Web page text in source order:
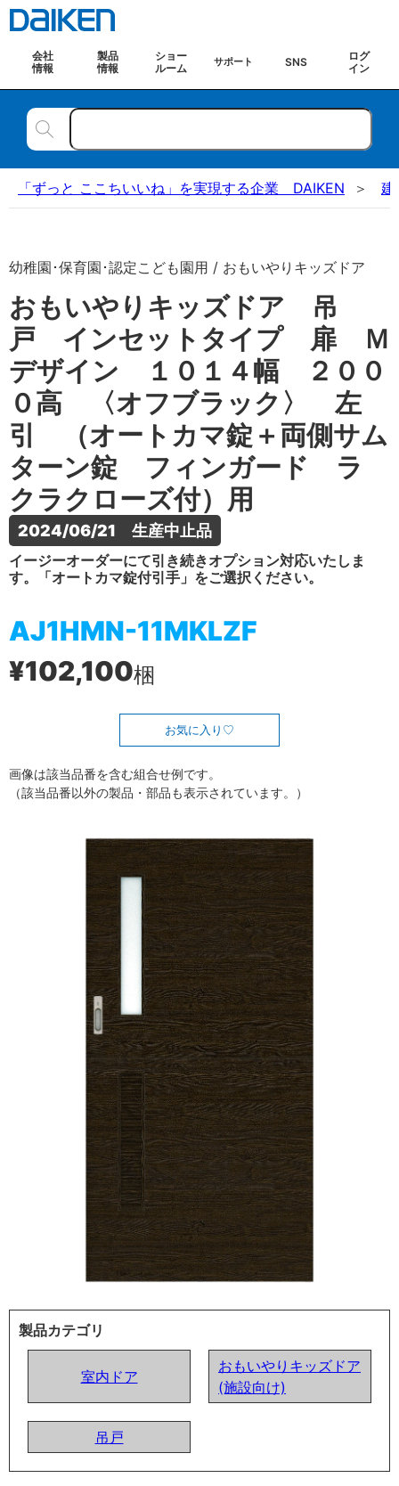
会社
情報
製品
情報
ショー
ルーム
サポート SNS
ログ
イン
「ずっと ここちいいね」を実現する企業 DAIKEN 建
幼稚園･保育園･認定こども園用 / おもいやりキッズドア
おもいやりキッズドア 吊
戸 インセットタイプ 扉 Ｍ
デザイン １０１４幅 ２００
０高 〈オフブラック〉 左
引 （オートカマ錠＋両側サム
ターン錠 フィンガード ラ
クラクローズ付）用
2024/06/21　生産中止品
イージーオーダーにて引き続きオプション対応いたしま
す。「オートカマ錠付引手」をご選択ください。
AJ1HMN-11MKLZF
¥102,100梱
お気に入り
画像は該当品番を含む組合せ例です。
（該当品番以外の製品・部品も表示されています。）
製品カテゴリ
室内ドア
おもいやりキッズドア
(施設向け)
吊戸